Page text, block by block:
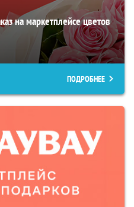
на маркетплейсе цветов
ПОДРОБНЕЕ